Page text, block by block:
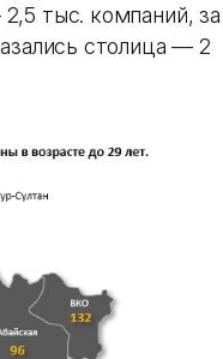
тыс. компаний, за
столица — 2